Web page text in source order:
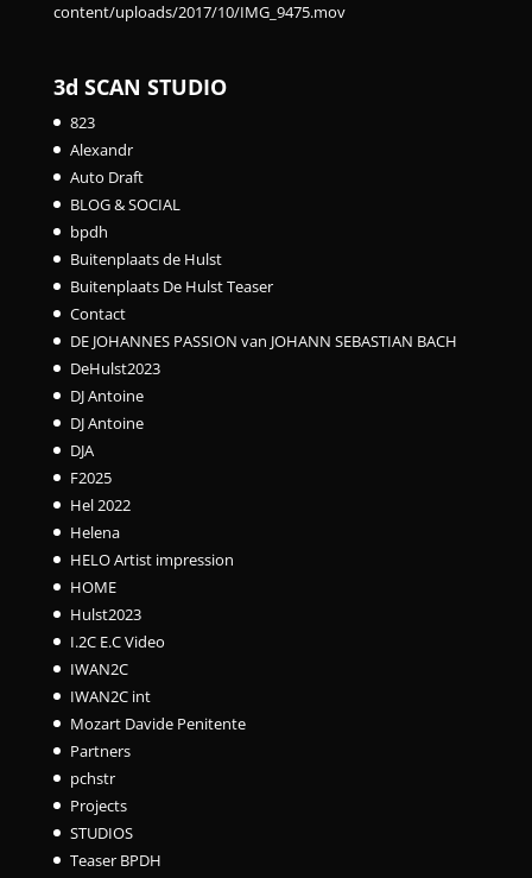
content/uploads/2017/10/IMG_9475.mov
3d SCAN STUDIO
823
Alexandr
Auto Draft
BLOG & SOCIAL
bpdh
Buitenplaats de Hulst
Buitenplaats De Hulst Teaser
Contact
DE JOHANNES PASSION van JOHANN SEBASTIAN BACH
DeHulst2023
DJ Antoine
DJ Antoine
DJA
F2025
Hel 2022
Helena
HELO Artist impression
HOME
Hulst2023
I.2C E.C Video
IWAN2C
IWAN2C int
Mozart Davide Penitente
Partners
pchstr
Projects
STUDIOS
Teaser BPDH